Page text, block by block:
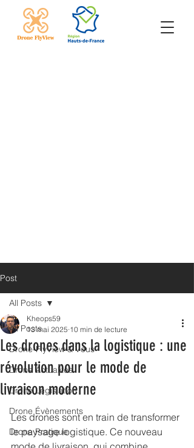
Post
All Posts
Drone-FlyView & Vous
Drone Actualités
Drone Législation
Drone Évènements
Drone Pratique
All Posts
Les drones dans la logistique : une
révolution pour le mode de
livraison moderne
Kheops59
13 mai 2025 10 min de lecture
Les drones sont en train de transformer
le paysage logistique. Ce nouveau